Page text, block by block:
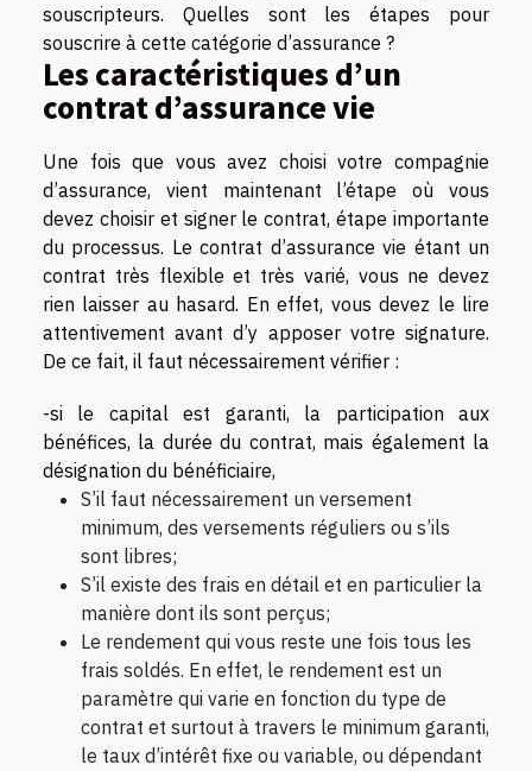
souscripteurs. Quelles sont les étapes pour
souscrire à cette catégorie d’assurance ?
Les caractéristiques d’un
contrat d’assurance vie
Une fois que vous avez choisi votre compagnie
d’assurance, vient maintenant l’étape où vous
devez choisir et signer le contrat, étape importante
du processus. Le contrat d’assurance vie étant un
contrat très flexible et très varié, vous ne devez
rien laisser au hasard. En effet, vous devez le lire
attentivement avant d’y apposer votre signature.
De ce fait, il faut nécessairement vérifier :
-si le capital est garanti, la participation aux
bénéfices, la durée du contrat, mais également la
désignation du bénéficiaire,
S’il faut nécessairement un versement
minimum, des versements réguliers ou s’ils
sont libres;
S’il existe des frais en détail et en particulier la
manière dont ils sont perçus;
Le rendement qui vous reste une fois tous les
frais soldés. En effet, le rendement est un
paramètre qui varie en fonction du type de
contrat et surtout à travers le minimum garanti,
le taux d’intérêt fixe ou variable, ou dépendant